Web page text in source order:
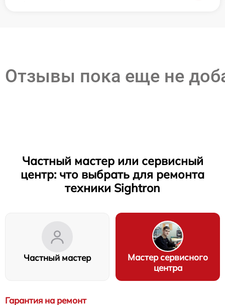
Отзывы пока еще не
Частный мастер или сервисный
центр: что выбрать для ремонта
техники Sightron
Частный мастер
Мастер сервисного
центра
Гарантия на ремонт